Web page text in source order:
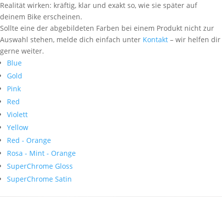
Realität wirken: kräftig, klar und exakt so, wie sie später auf
deinem Bike erscheinen.
Sollte eine der abgebildeten Farben bei einem Produkt nicht zur
Auswahl stehen, melde dich einfach unter Kontakt – wir helfen dir
gerne weiter.
Blue
Gold
Pink
Red
Violett
Yellow
Red - Orange
Rosa - Mint - Orange
SuperChrome Gloss
SuperChrome Satin